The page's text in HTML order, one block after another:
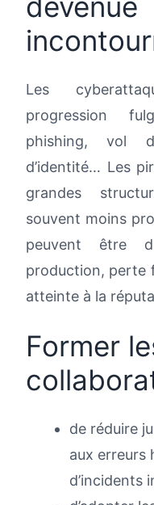
Les
progression
phishing, vol
d’identité… Les
grandes
souvent moins
peuvent être
production, perte
atteinte à la
Former
de réduire
aux erreurs
d’incidents